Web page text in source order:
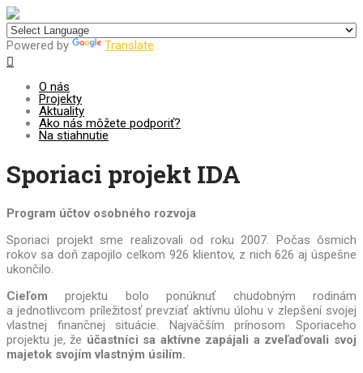
Powered by Translate
O nás
Projekty
Aktuality
Ako nás môžete podporiť?
Na stiahnutie
Sporiaci projekt IDA
Program účtov osobného rozvoja
Sporiaci projekt sme realizovali od roku 2007. Počas ôsmich
rokov sa doň zapojilo celkom 926 klientov, z nich 626 aj úspešne
ukončilo.
Cieľom projektu bolo ponúknuť chudobným rodinám
a jednotlivcom príležitosť prevziať aktívnu úlohu v zlepšení svojej
vlastnej finančnej situácie. Najväčším prínosom Sporiaceho
projektu je, že účastníci sa aktívne zapájali a zveľaďovali svoj
majetok svojím vlastným úsilím.